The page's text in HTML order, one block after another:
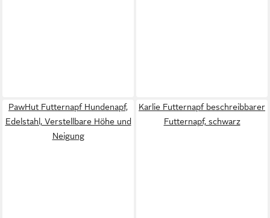
PawHut Futternapf Hundenapf,
Edelstahl, Verstellbare Höhe und
Neigung
Karlie Futternapf beschreibbarer
Futternapf, schwarz